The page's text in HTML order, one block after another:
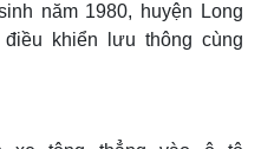
năm 1980, huyện Long
khiển lưu thông cùng